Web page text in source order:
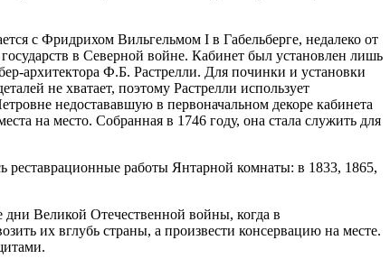
с Фридрихом Вильгельмом I в Габельберге, недалеко от
в Северной войне. Кабинет был установлен лишь
архитектора Ф.Б. Растрелли. Для починки и установки
не хватает, поэтому Растрелли использует
недостававшую в первоначальном декоре кабинета
на место. Собранная в 1746 году, она стала служить для
реставрационные работы Янтарной комнаты: в 1833, 1865,
Великой Отечественной войны, когда в
их вглубь страны, а произвести консервацию на месте.